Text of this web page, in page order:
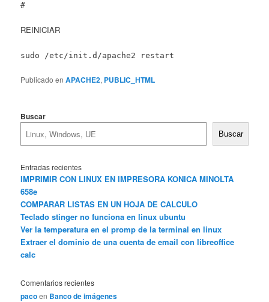
#
REINICIAR
sudo /etc/init.d/apache2 restart
Publicado en APACHE2, PUBLIC_HTML
Buscar
Buscar
Entradas recientes
IMPRIMIR CON LINUX EN IMPRESORA KONICA MINOLTA
658e
COMPARAR LISTAS EN UN HOJA DE CALCULO
Teclado stinger no funciona en linux ubuntu
Ver la temperatura en el promp de la terminal en linux
Extraer el dominio de una cuenta de email con libreoffice
calc
Comentarios recientes
pacoen Banco de imágenes